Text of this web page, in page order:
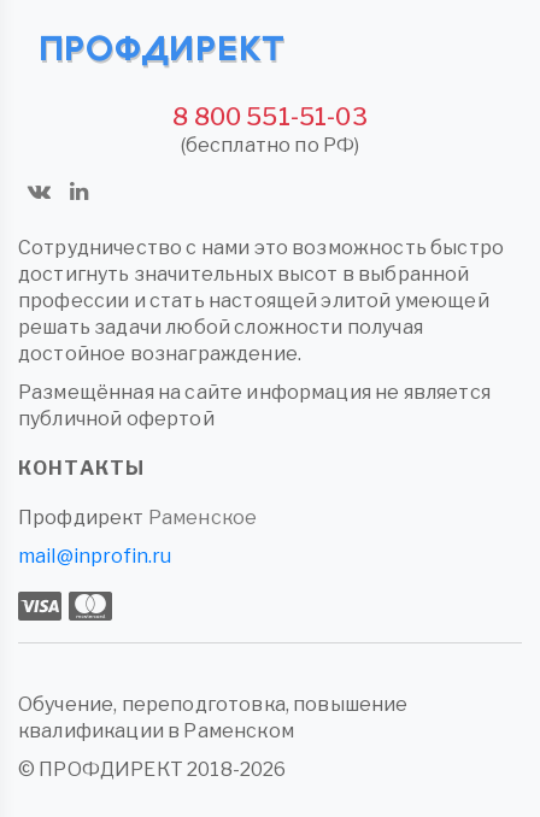
8 800 551-51-03
(бесплатно по РФ)
Сотрудничество с нами это возможность быстро
достигнуть значительных высот в выбранной
профессии и стать настоящей элитой умеющей
решать задачи любой сложности получая
достойное вознаграждение.
Размещённая на сайте информация не является
публичной офертой
КОНТАКТЫ
Профдирект Раменское
mail@inprofin.ru
Обучение, переподготовка, повышение
квалификации в Раменском
© ПРОФДИРЕКТ 2018-2026